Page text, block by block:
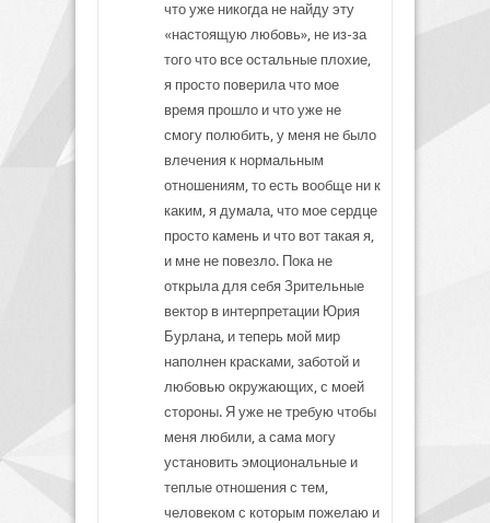
что уже никогда не найду эту
«настоящую любовь», не из-за
того что все остальные плохие,
я просто поверила что мое
время прошло и что уже не
смогу полюбить, у меня не было
влечения к нормальным
отношениям, то есть вообще ни к
каким, я думала, что мое сердце
просто камень и что вот такая я,
и мне не повезло. Пока не
открыла для себя Зрительные
вектор в интерпретации Юрия
Бурлана, и теперь мой мир
наполнен красками, заботой и
любовью окружающих, с моей
стороны. Я уже не требую чтобы
меня любили, а сама могу
установить эмоциональные и
теплые отношения с тем,
человеком с которым пожелаю и